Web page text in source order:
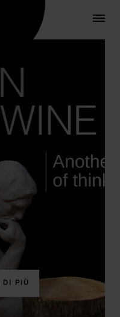
DI PIÙ
il 100% del
PEFC e tostato
Boisé®,
per i grandi vini!
DI PIÙ